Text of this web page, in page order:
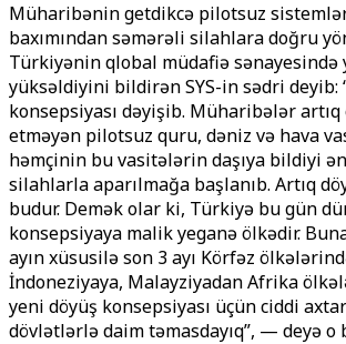
Müharibənin getdikcə pilotsuz
baxımından səmərəli silahlara doğru
Türkiyənin qlobal müdafiə sənayesində
yüksəldiyini bildirən SYS-in sədri deyib:
konsepsiyası dəyişib. Müharibələr artıq
etməyən pilotsuz quru, dəniz və hava
həmçinin bu vasitələrin daşıya bildiyi
silahlarla aparılmağa başlanıb. Artıq
budur. Demək olar ki, Türkiyə bu gün
konsepsiyaya malik yeganə ölkədir.
ayın xüsusilə son 3 ayı Körfəz
İndoneziyaya, Malayziyadan Afrika
yeni döyüş konsepsiyası üçün ciddi
dövlətlərlə daim təmasdayıq”, — deyə o